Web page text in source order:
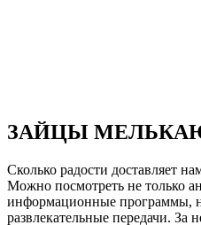
ЗАЙЦЫ
Сколько радости доставляет
Можно посмотреть не только
информационные программы,
развлекательные передачи.